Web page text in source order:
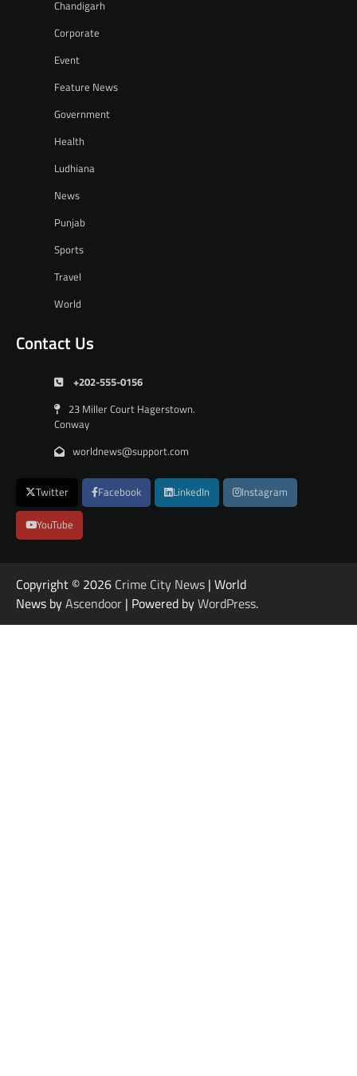
Chandigarh
Corporate
Event
Feature News
Government
Health
Ludhiana
News
Punjab
Sports
Travel
World
Contact Us
+202-555-0156
23 Miller Court Hagerstown.
Conway
worldnews@support.com
Twitter Facebook LinkedIn Instagram
YouTube
Copyright © 2026 Crime City News | World
News byAscendoor | Powered byWordPress.